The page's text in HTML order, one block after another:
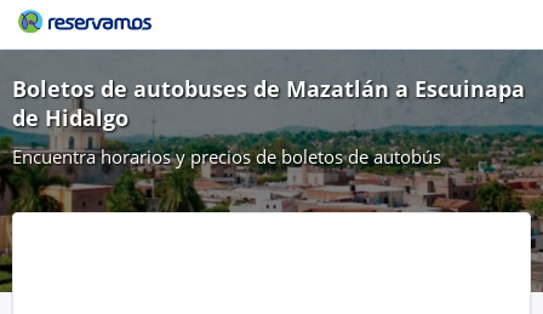
Boletos de autobuses de Mazatlán a Escuinapa
de Hidalgo
Encuentra horarios y precios de boletos de autobús